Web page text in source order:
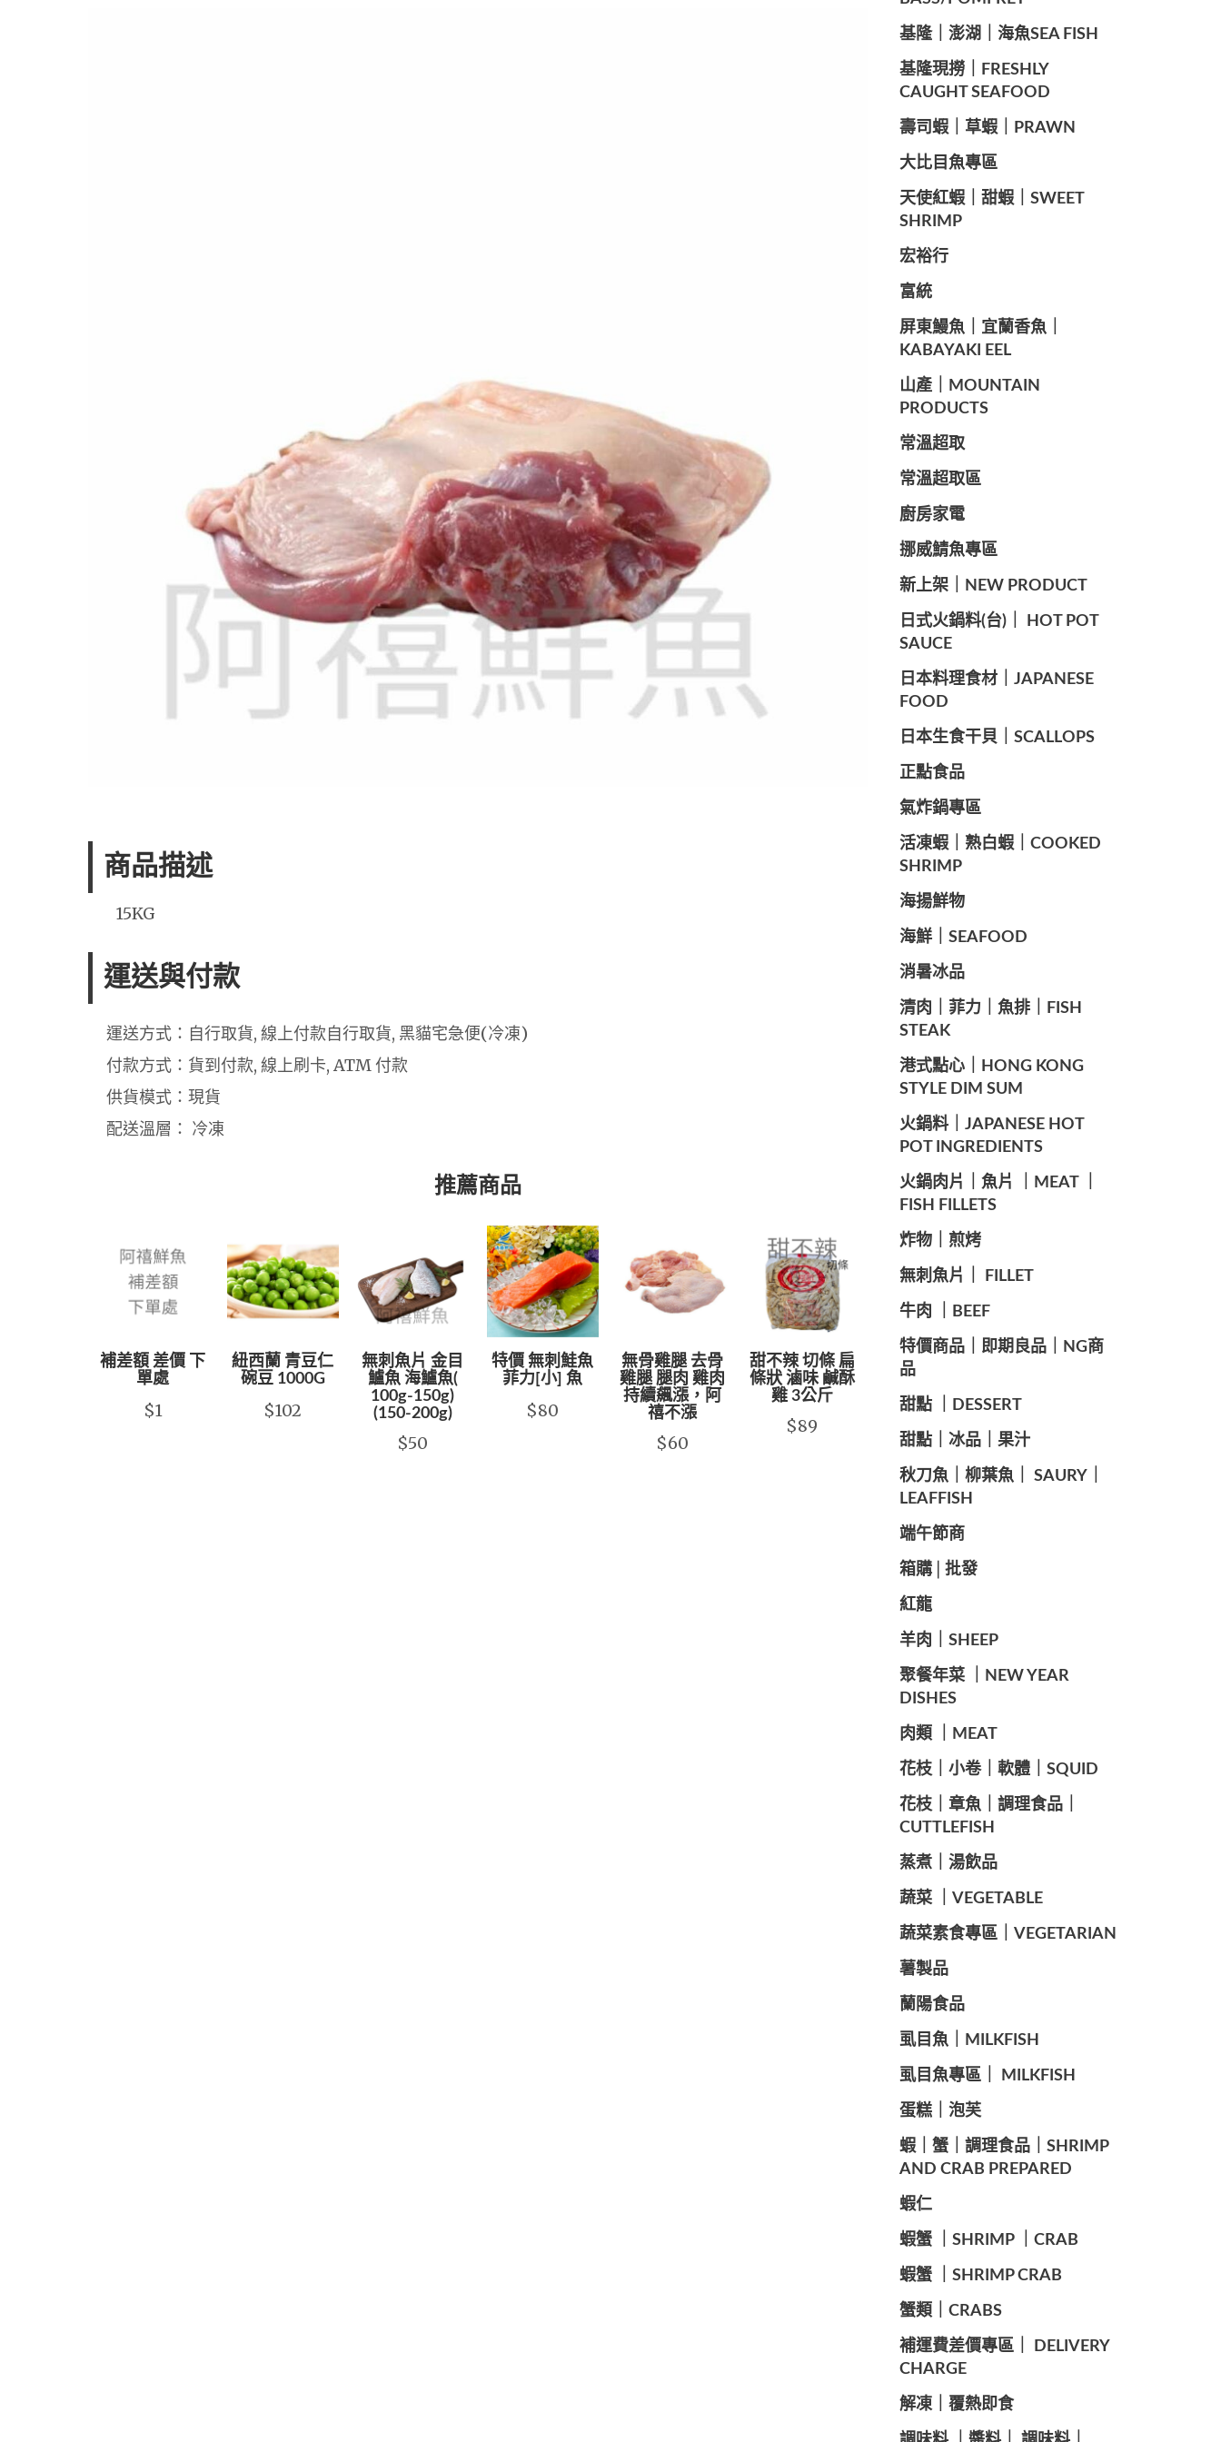
商品描述
15KG
運送與付款
運送方式：自行取貨, 線上付款自行取貨, 黑貓宅急便(冷凍)
付款方式：貨到付款, 線上刷卡, ATM 付款
供貨模式：現貨
配送溫層： 冷凍
推薦商品
補差額 差價 下
單處
$1
紐西蘭 青豆仁
碗豆 1000G
$102
無刺魚片 金目
鱸魚 海鱸魚(
100g-150g)
(150-200g)
$50
特價 無刺鮭魚
菲力[小] 魚
$80
無骨雞腿 去骨
雞腿 腿肉 雞肉
持續飆漲，阿
禧不漲
$60
甜不辣 切條 扁
條狀 滷味 鹹酥
雞 3公斤
$89
️基隆｜澎湖｜海魚SEA ​​FISH
️基隆現撈｜FRESHLY
CAUGHT SEAFOOD
️壽司蝦｜草蝦｜PRAWN
️大比目魚專區
️天使紅蝦｜甜蝦｜SWEET
SHRIMP
宏裕行
富統
️屏東鰻魚｜宜蘭香魚｜
KABAYAKI EEL
山產｜MOUNTAIN
PRODUCTS
常溫超取
常溫超取區
廚房家電
️挪威鯖魚專區
️新上架｜NEW PRODUCT
️日式火鍋料(台)｜ HOT POT
SAUCE
️日本料理食材｜JAPANESE
FOOD
日本生食干貝｜SCALLOPS
正點食品
️氣炸鍋專區
️活凍蝦｜熟白蝦｜COOKED
SHRIMP
海揚鮮物
海鮮｜SEAFOOD
️消暑冰品
️清肉｜菲力｜魚排｜FISH
STEAK
️港式點心｜HONG KONG
STYLE DIM SUM
️火鍋料｜JAPANESE HOT
POT INGREDIENTS
️火鍋肉片｜魚片 ｜MEAT ｜
FISH FILLETS
️炸物｜煎烤
️無刺魚片｜ FILLET
牛肉 ｜BEEF
️特價商品｜即期良品｜NG商
品
甜點 ｜DESSERT
️甜點｜冰品｜果汁
️秋刀魚｜柳葉魚｜ SAURY｜
LEAFFISH
️端午節商️
️箱購│批發
紅龍
羊肉｜SHEEP
️聚餐年菜 ｜NEW YEAR
DISHES
肉類 ｜MEAT
️花枝｜小卷｜軟體｜SQUID
花枝｜章魚｜調理食品｜
CUTTLEFISH
️蒸煮｜湯飲品
蔬菜 ｜VEGETABLE
蔬菜素食專區｜VEGETARIAN
️薯製品
蘭陽食品
️虱目魚｜MILKFISH
️虱目魚專區｜ MILKFISH
️蛋糕｜泡芙
️蝦｜蟹｜調理食品｜SHRIMP
AND CRAB PREPARED
️蝦仁
️蝦蟹 ｜SHRIMP ｜CRAB
️蝦蟹 ｜SHRIMP CRAB
️蟹類｜CRABS
️補運費差價專區｜ DELIVERY
CHARGE
️解凍｜覆熱即食